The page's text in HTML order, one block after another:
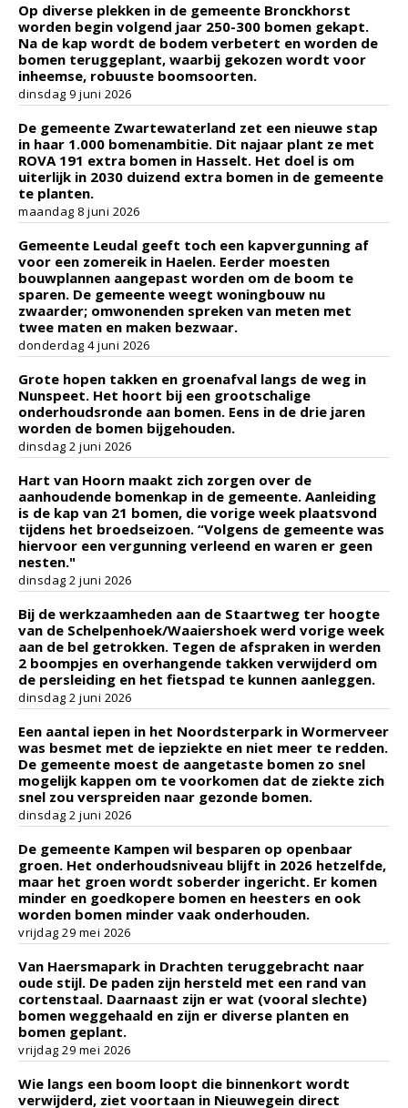
Op diverse plekken in de gemeente Bronckhorst
worden begin volgend jaar 250-300 bomen gekapt.
Na de kap wordt de bodem verbetert en worden de
bomen teruggeplant, waarbij gekozen wordt voor
inheemse, robuuste boomsoorten.
dinsdag 9 juni 2026
De gemeente Zwartewaterland zet een nieuwe stap
in haar 1.000 bomenambitie. Dit najaar plant ze met
ROVA 191 extra bomen in Hasselt. Het doel is om
uiterlijk in 2030 duizend extra bomen in de gemeente
te planten.
maandag 8 juni 2026
Gemeente Leudal geeft toch een kapvergunning af
voor een zomereik in Haelen. Eerder moesten
bouwplannen aangepast worden om de boom te
sparen. De gemeente weegt woningbouw nu
zwaarder; omwonenden spreken van meten met
twee maten en maken bezwaar.
donderdag 4 juni 2026
Grote hopen takken en groenafval langs de weg in
Nunspeet. Het hoort bij een grootschalige
onderhoudsronde aan bomen. Eens in de drie jaren
worden de bomen bijgehouden.
dinsdag 2 juni 2026
Hart van Hoorn maakt zich zorgen over de
aanhoudende bomenkap in de gemeente. Aanleiding
is de kap van 21 bomen, die vorige week plaatsvond
tijdens het broedseizoen. “Volgens de gemeente was
hiervoor een vergunning verleend en waren er geen
nesten."
dinsdag 2 juni 2026
Bij de werkzaamheden aan de Staartweg ter hoogte
van de Schelpenhoek/Waaiershoek werd vorige week
aan de bel getrokken. Tegen de afspraken in werden
2 boompjes en overhangende takken verwijderd om
de persleiding en het fietspad te kunnen aanleggen.
dinsdag 2 juni 2026
Een aantal iepen in het Noordsterpark in Wormerveer
was besmet met de iepziekte en niet meer te redden.
De gemeente moest de aangetaste bomen zo snel
mogelijk kappen om te voorkomen dat de ziekte zich
snel zou verspreiden naar gezonde bomen.
dinsdag 2 juni 2026
De gemeente Kampen wil besparen op openbaar
groen. Het onderhoudsniveau blijft in 2026 hetzelfde,
maar het groen wordt soberder ingericht. Er komen
minder en goedkopere bomen en heesters en ook
worden bomen minder vaak onderhouden.
vrijdag 29 mei 2026
Van Haersmapark in Drachten teruggebracht naar
oude stijl. De paden zijn hersteld met een rand van
cortenstaal. Daarnaast zijn er wat (vooral slechte)
bomen weggehaald en zijn er diverse planten en
bomen geplant.
vrijdag 29 mei 2026
Wie langs een boom loopt die binnenkort wordt
verwijderd, ziet voortaan in Nieuwegein direct